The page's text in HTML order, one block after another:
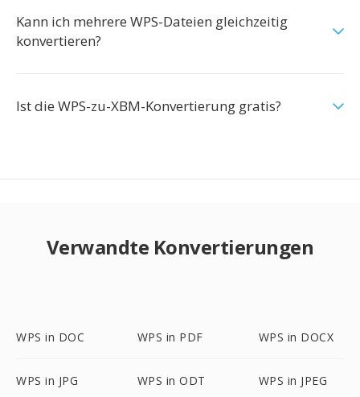
Kann ich mehrere WPS-Dateien gleichzeitig
konvertieren?
Ist die WPS-zu-XBM-Konvertierung gratis?
Verwandte Konvertierungen
WPS in DOC WPS in PDF WPS in DOCX
WPS in JPG WPS in ODT WPS in JPEG